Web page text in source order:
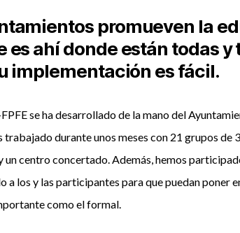
promueven la
es ahí donde están todas y
implementación es fácil.
se ha desarrollado de la mano del
durante unos meses con 21 grupos de
centro concertado. Además, hemos
los y las participantes para que puedan poner
como el formal.